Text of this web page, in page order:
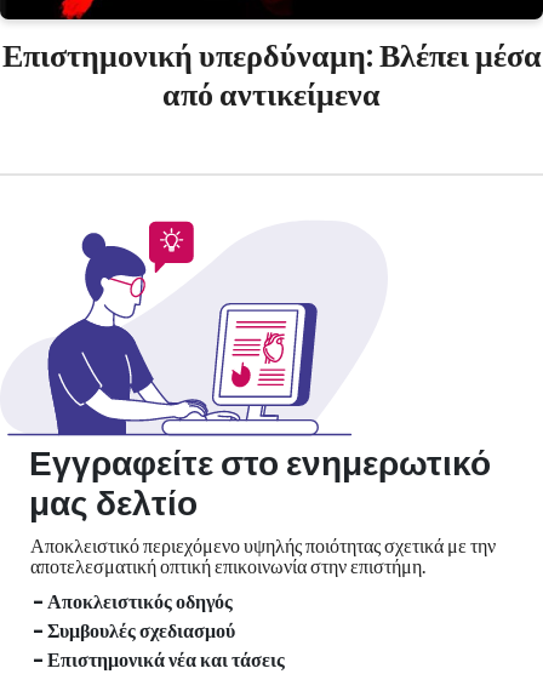
Επιστημονική υπερδύναμη: Βλέπει μέσα
από αντικείμενα
Εγγραφείτε στο ενημερωτικό
μας δελτίο
Αποκλειστικό περιεχόμενο υψηλής ποιότητας σχετικά με την
αποτελεσματική οπτικήεπικοινωνία στην επιστήμη.
- Αποκλειστικός οδηγός
- Συμβουλές σχεδιασμού
- Επιστημονικά νέα και τάσεις